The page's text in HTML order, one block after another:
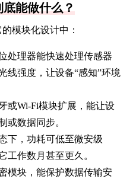
能做什么？
模块化设计中：
处理器能快速处理传感器
线强度，让设备“感知”环境
或Wi-Fi模块扩展，能让设
或数据同步。
下，功耗可低至微安级
工作数月甚至更久。
模块，能保护数据传输安